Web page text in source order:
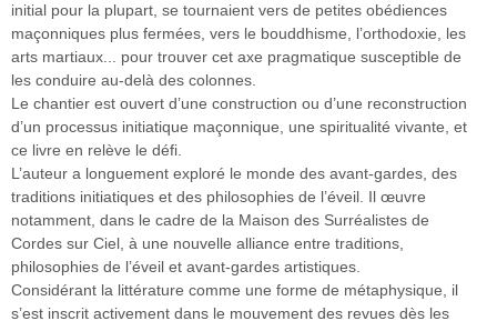
initial pour la plupart, se tournaient vers de petites obédiences
maçonniques plus fermées, vers le bouddhisme, l’orthodoxie, les
arts martiaux... pour trouver cet axe pragmatique susceptible de
les conduire au-delà des colonnes.
Le chantier est ouvert d’une construction ou d’une reconstruction
d’un processus initiatique maçonnique, une spiritualité vivante, et
ce livre en relève le défi.
L’auteur a longuement exploré le monde des avant-gardes, des
traditions initiatiques et des philosophies de l’éveil. Il œuvre
notamment, dans le cadre de la Maison des Surréalistes de
Cordes sur Ciel, à une nouvelle alliance entre traditions,
philosophies de l’éveil et avant-gardes artistiques.
Considérant la littérature comme une forme de métaphysique, il
s’est inscrit activement dans le mouvement des revues dès les